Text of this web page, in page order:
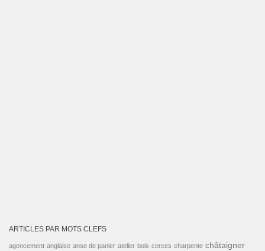
ARTICLES PAR MOTS CLEFS
agencement anglaise anse de panier atelier bois cerces charpente châtaigner